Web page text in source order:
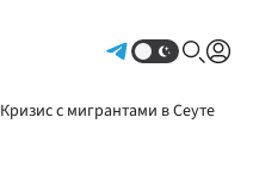
Кризис с мигрантами в Сеуте